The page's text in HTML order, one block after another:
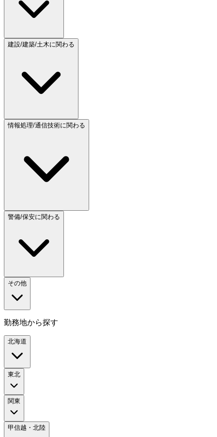
建設/建築/土木に関わる
情報処理/通信技術に関わる
警備/保安に関わる
その他
勤務地から探す
北海道
東北
関東
甲信越・北陸